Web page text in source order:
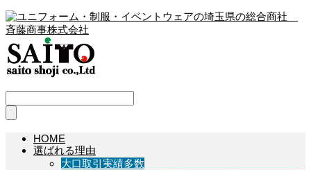
HOME
選ばれる理由
大口取引実績多数